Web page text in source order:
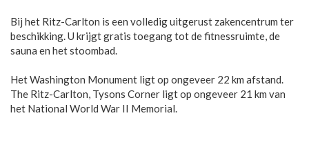
Bij het Ritz-Carlton is een volledig uitgerust zakencentrum ter
beschikking. U krijgt gratis toegang tot de fitnessruimte, de
sauna en het stoombad.
Het Washington Monument ligt op ongeveer 22 km afstand.
The Ritz-Carlton, Tysons Corner ligt op ongeveer 21 km van
het National World War II Memorial.